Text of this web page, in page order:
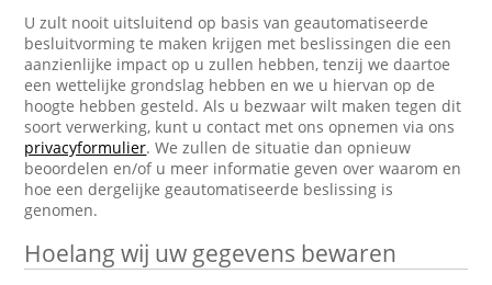
U zult nooit uitsluitend op basis van geautomatiseerde
besluitvorming te maken krijgen met beslissingen die een
aanzienlijke impact op u zullen hebben, tenzij we daartoe
een wettelijke grondslag hebben en we u hiervan op de
hoogte hebben gesteld. Als u bezwaar wilt maken tegen dit
soort verwerking, kunt u contact met ons opnemen via ons
privacyformulier. We zullen de situatie dan opnieuw
beoordelen en/of u meer informatie geven over waarom en
hoe een dergelijke geautomatiseerde beslissing is
genomen.
Hoelang wij uw gegevens bewaren